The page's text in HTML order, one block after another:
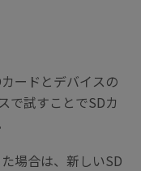
ードとデバイスの
で試すことでSDカ
場合は、新しいSD